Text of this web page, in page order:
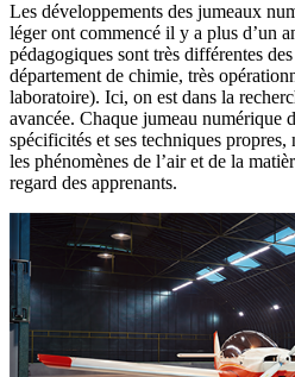
Les développements des jumeaux
léger ont commencé il y a plus d’un
pédagogiques sont très différentes
département de chimie, très
laboratoire). Ici, on est dans la
avancée. Chaque jumeau numérique
spécificités et ses techniques
les phénomènes de l’air et de la
regard des apprenants.